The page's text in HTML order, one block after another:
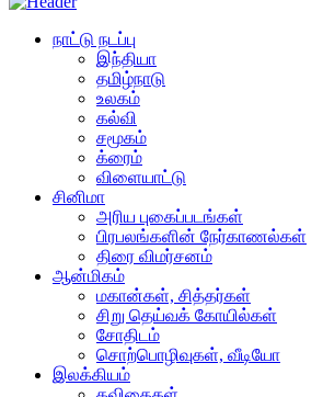
நாட்டு நடப்பு
இந்தியா
தமிழ்நாடு
உலகம்
கல்வி
சமூகம்
க்ரைம்
விளையாட்டு
சினிமா
அரிய புகைப்படங்கள்
பிரபலங்களின் நேர்காணல்கள்
திரை விமர்சனம்
ஆன்மிகம்
மகான்கள், சித்தர்கள்
சிறு தெய்வக் கோயில்கள்
சோதிடம்
சொற்பொழிவுகள், வீடியோ
இலக்கியம்